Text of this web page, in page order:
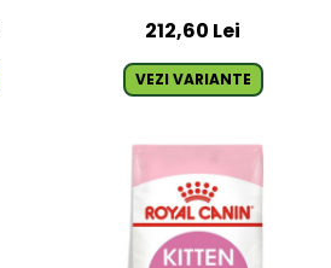
212,60 Lei
VEZI VARIANTE